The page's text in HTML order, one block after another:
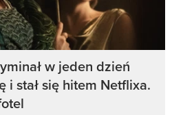
w jeden dzień
i stał się hitem Netflixa.